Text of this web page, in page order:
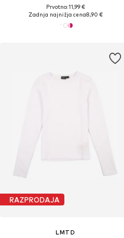
Prvotno: 11,99 €
Zadnja najnižja cena8,90 €
RAZPRODAJA
LMTD